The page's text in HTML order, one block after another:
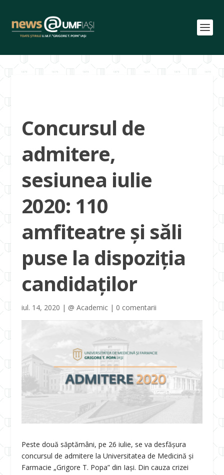
Concursul de
admitere,
sesiunea iulie
2020: 110
amfiteatre și săli
puse la dispoziția
candidaților
iul. 14, 2020 | @ Academic| 0 comentarii
Peste două săptămâni, pe 26 iulie, se va desfășura
concursul de admitere la Universitatea de Medicină și
Farmacie „Grigore T. Popa” din Iași. Din cauza crizei